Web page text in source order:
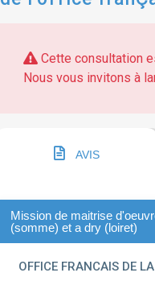
Cette consultation
Nous vous invitons à
AVIS
Mission de maitrise
(somme) et a dry (loiret)
OFFICE FRANCAIS DE